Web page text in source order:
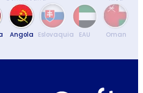
Angola Eslovaquia EAU Oman